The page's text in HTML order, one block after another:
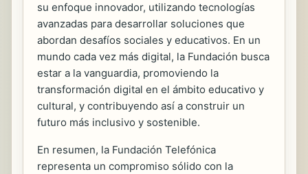
su enfoque innovador, utilizando tecnologías
avanzadas para desarrollar soluciones que
abordan desafíos sociales y educativos. En un
mundo cada vez más digital, la Fundación busca
estar a la vanguardia, promoviendo la
transformación digital en el ámbito educativo y
cultural, y contribuyendo así a construir un
futuro más inclusivo y sostenible.
En resumen, la Fundación Telefónica
representa un compromiso sólido con la